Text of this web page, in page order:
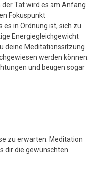
der Tat wird es am Anfang
Fokuspunkt
in Ordnung ist, sich zu
Energiegleichgewicht
deine Meditationssitzung
werden können.
und beugen sogar
zu erwarten. Meditation
dir die gewünschten